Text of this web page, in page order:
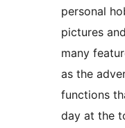
personal
pictures
many
as the
functions
day at the